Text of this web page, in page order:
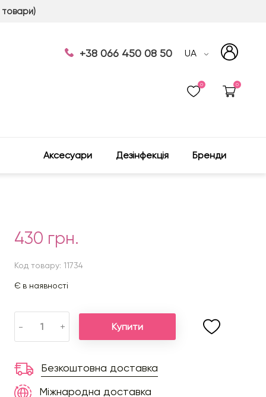
товари)
+38 066 450 08 50 UA
0 0
Аксесуари Дезінфекція Бренди
430 грн.
Код товару: 11734
Є в наявності
- + Купити
Безкоштовна доставка
Міжнародна доставка